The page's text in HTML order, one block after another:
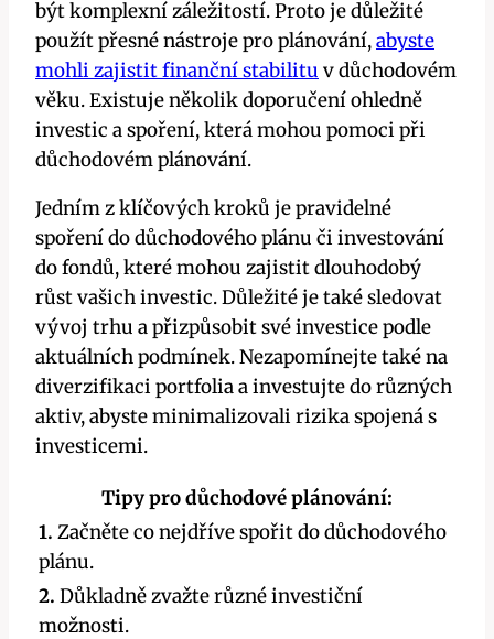
být komplexní záležitostí. Proto je důležité
použít přesné nástroje pro plánování,abyste
mohli zajistit finanční stabilitu v důchodovém
věku. Existuje několik doporučení ohledně
investic a spoření, která mohou pomoci při
důchodovém plánování.
Jedním z klíčových kroků je pravidelné
spoření do důchodového plánu či investování
do fondů, které mohou zajistit dlouhodobý
růst vašich investic. Důležité je také sledovat
vývoj trhu a přizpůsobit své investice podle
aktuálních podmínek. Nezapomínejte také na
diverzifikaci portfolia a investujte do různých
aktiv, abyste minimalizovali rizika spojená s
investicemi.
Tipy pro důchodové plánování:
1. Začněte co nejdříve spořit do důchodového
plánu.
2. Důkladně zvažte různé investiční
možnosti.